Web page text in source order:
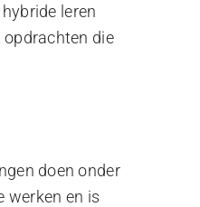
leren
die
doen onder
werken en is